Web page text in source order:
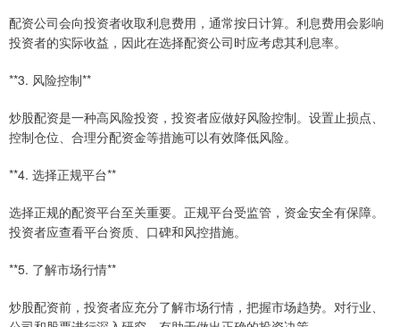
配资公司会向投资者收取利息费用，通常按日计算。利息费用会影响
投资者的实际收益，因此在选择配资公司时应考虑其利息率。
**3. 风险控制**
炒股配资是一种高风险投资，投资者应做好风险控制。设置止损点、
控制仓位、合理分配资金等措施可以有效降低风险。
**4. 选择正规平台**
选择正规的配资平台至关重要。正规平台受监管，资金安全有保障。
投资者应查看平台资质、口碑和风控措施。
**5. 了解市场行情**
炒股配资前，投资者应充分了解市场行情，把握市场趋势。对行业、